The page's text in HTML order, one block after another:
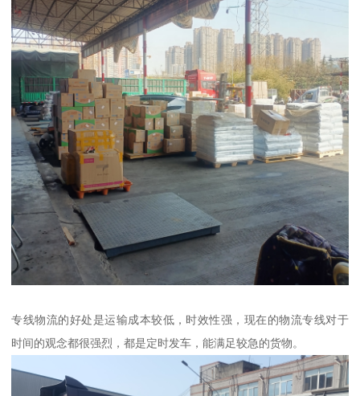
专线物流的好处是运输成本较低，时效性强，现在的物流专线对于
时间的观念都很强烈，都是定时发车，能满足较急的货物。